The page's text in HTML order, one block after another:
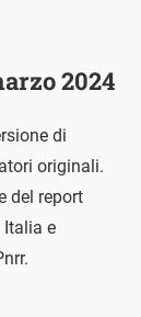
2024
di
originali.
del report
e